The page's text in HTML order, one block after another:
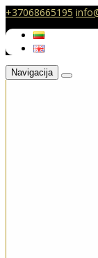
+37068665195
Navigacija